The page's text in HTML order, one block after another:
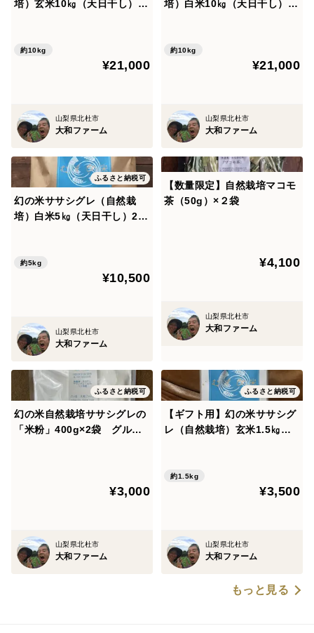
培）玄米10㎏（天日干し）20
約10kg
¥21,000
山梨県北杜市
大和ファーム
培）白米10㎏（天日干し）20
約10kg
¥21,000
山梨県北杜市
大和ファーム
ふるさと納税可
幻の米ササシグレ（自然栽
培）白米5㎏（天日干し）202
約5kg
¥10,500
山梨県北杜市
大和ファーム
【数量限定】自然栽培マコモ
茶（50g）×２袋
¥4,100
山梨県北杜市
大和ファーム
ふるさと納税可
幻の米自然栽培ササシグレの
「米粉」400g×2袋 グルテ
¥3,000
山梨県北杜市
大和ファーム
ふるさと納税可
【ギフト用】幻の米ササシグ
レ（自然栽培）玄米1.5㎏
約1.5kg
¥3,500
山梨県北杜市
大和ファーム
もっと見る